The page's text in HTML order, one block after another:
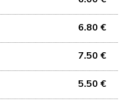
6.80 €
7.50 €
5.50 €